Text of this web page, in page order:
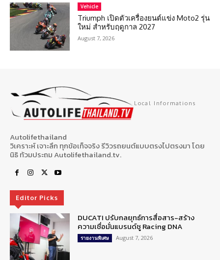
Vehicle
Triumph เปิดตัวเครื่องยนต์แข่ง Moto2 รุ่น
ใหม่ สำหรับฤดูกาล 2027
August 7, 2026
Local Informations
Autolifethailand
วิเคราะห์ เจาะลึก ทุกข้อเท็จจริง รีวิวรถยนต์แบบตรงไปตรงมา โดย
นิธิ ท้วมประถม Autolifethailand.tv.
Editor Picks
DUCATI ปรับกลยุทธ์การสื่อสาร-สร้าง
ความเชื่อมั่นแบรนด์ชู Racing DNA
รายงานพิเศษ August 7, 2026